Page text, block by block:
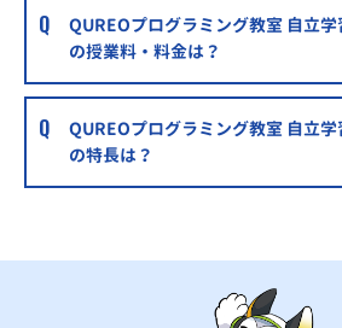
QUREOプログラミング教室 自立
の授業料・料金は？
QUREOプログラミング教室 自立
の特長は？